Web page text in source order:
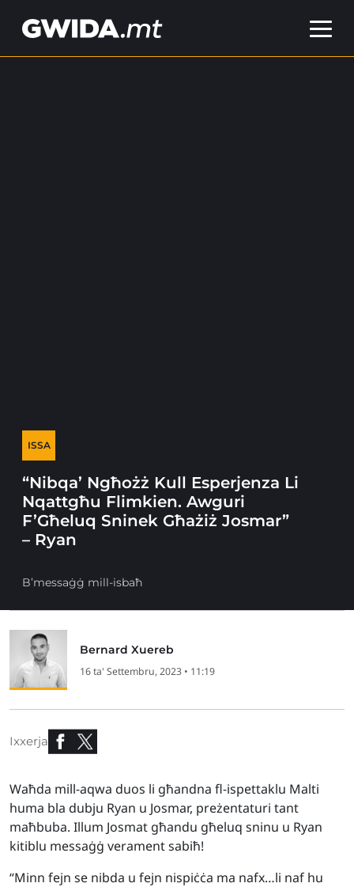
ISSA
“Nibqa’ Ngħożż Kull Esperjenza Li
Nqattgħu Flimkien. Awguri
F’Għeluq Sninek Għażiż Josmar”
– Ryan
B’messaġġ mill-isbaħ
Bernard Xuereb
16 ta' Settembru, 2023 • 11:19
Ixxerja
Waħda mill-aqwa duos li għandna fl-ispettaklu Malti
huma bla dubju Ryan u Josmar, preżentaturi tant
maħbuba. Illum Josmat għandu għeluq sninu u Ryan
kitiblu messaġġ verament sabiħ!
“Minn fejn se nibda u fejn nispiċċa ma nafx…li naf hu